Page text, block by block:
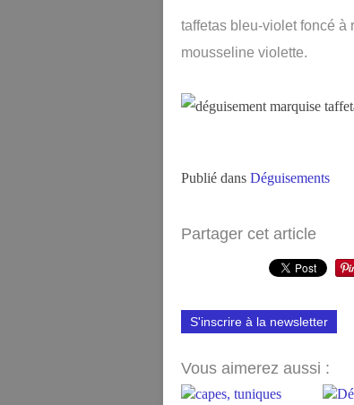
taffetas bleu-violet foncé à
mousseline violette.
Publié dans Déguisements
Partager cet article
S'inscrire à la newsletter
Vous aimerez aussi :